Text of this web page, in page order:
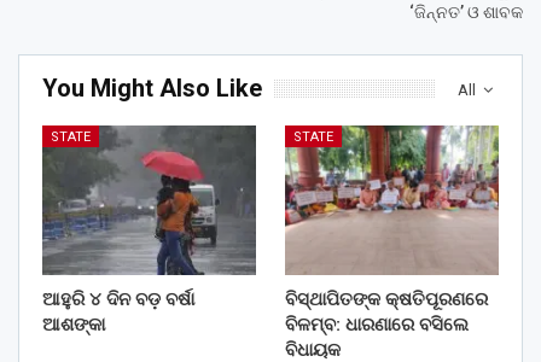
‘ଜିନ୍ନତ’ ଓ ଶାବକ
All
You Might Also Like
STATE
ଆହୁରି ୪ ଦିନ ବଡ଼ ବର୍ଷା
ଆଶଙ୍କା
STATE
ବିସ୍ଥାପିତଙ୍କ କ୍ଷତିପୂରଣରେ
ବିଳମ୍ବ: ଧାରଣାରେ ବସିଲେ
ବିଧାୟକ